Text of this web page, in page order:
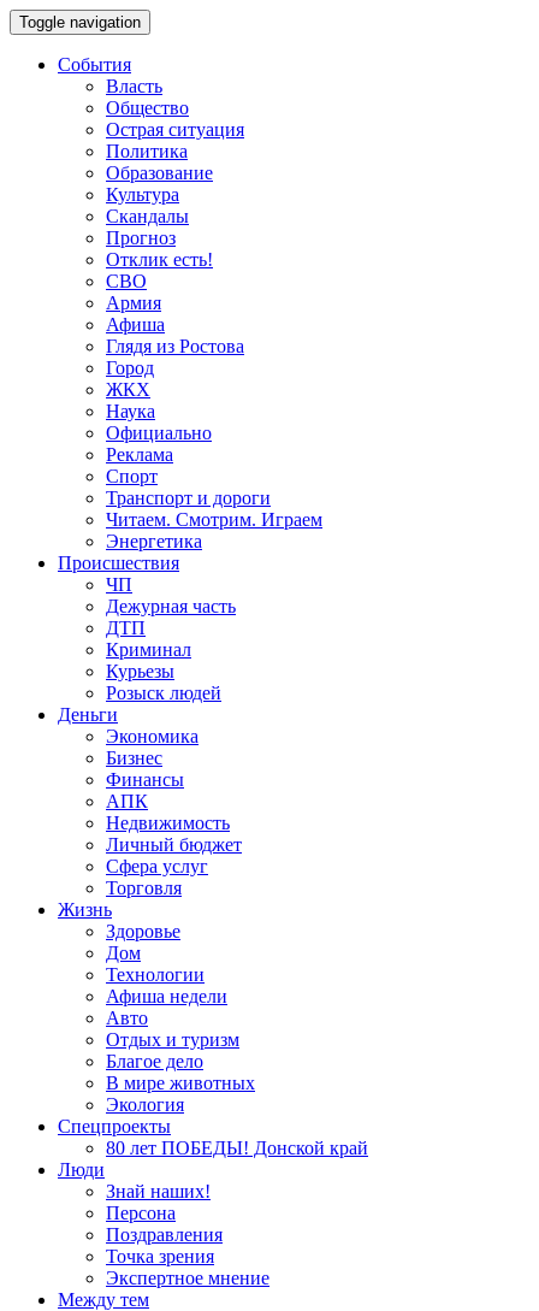
Toggle navigation
События
Власть
Общество
Острая ситуация
Политика
Образование
Культура
Скандалы
Прогноз
Отклик есть!
СВО
Армия
Афиша
Глядя из Ростова
Город
ЖКХ
Наука
Официально
Реклама
Спорт
Транспорт и дороги
Читаем. Смотрим. Играем
Энергетика
Происшествия
ЧП
Дежурная часть
ДТП
Криминал
Курьезы
Розыск людей
Деньги
Экономика
Бизнес
Финансы
АПК
Недвижимость
Личный бюджет
Сфера услуг
Торговля
Жизнь
Здоровье
Дом
Технологии
Афиша недели
Авто
Отдых и туризм
Благое дело
В мире животных
Экология
Спецпроекты
80 лет ПОБЕДЫ! Донской край
Люди
Знай наших!
Персона
Поздравления
Точка зрения
Экспертное мнение
Между тем